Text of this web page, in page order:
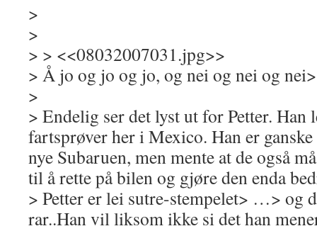
>
>
> > <<08032007031.jpg>>
> Å jo og jo og jo, og nei og nei og
>
> Endelig ser det lyst ut for Petter. Han
fartsprøver her i Mexico. Han er
nye Subaruen, men mente at de også
til å rette på bilen og gjøre den enda
> Petter er lei sutre-stempelet> …> og
rar..Han vil liksom ikke si det han